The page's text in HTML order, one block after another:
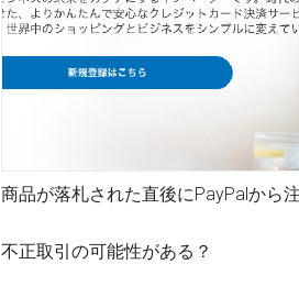
商品が落札された直後にPayPalから
不正取引の可能性がある？